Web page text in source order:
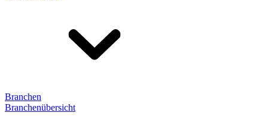
Branchen
Branchenübersicht